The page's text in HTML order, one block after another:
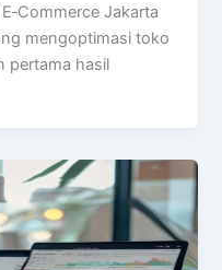
Jakarta
mengoptimasi toko
pertama hasil